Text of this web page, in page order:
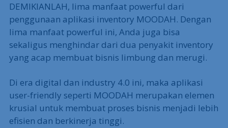
DEMIKIANLAH, lima manfaat powerful dari
penggunaan aplikasi inventory MOODAH. Dengan
lima manfaat powerful ini, Anda juga bisa
sekaligus menghindar dari dua penyakit inventory
yang acap membuat bisnis limbung dan merugi.
Di era digital dan industry 4.0 ini, maka aplikasi
user-friendly seperti MOODAH merupakan elemen
krusial untuk membuat proses bisnis menjadi lebih
efisien dan berkinerja tinggi.